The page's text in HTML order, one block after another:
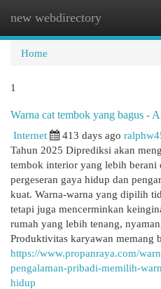
new webdirectory
Home
1
Warna cat tembok yang bagus -
Internet
413 days ago
Tahun 2025 Diprediksi akan
tembok interior yang lebih berani
pergeseran gaya hidup dan
kuat. Warna-warna yang dipilih
tetapi juga mencerminkan
rumah yang lebih tenang,
Produktivitas karyawan memang
https://www.propanraya.com/
pengalaman-pribadi-memilih-
hidup